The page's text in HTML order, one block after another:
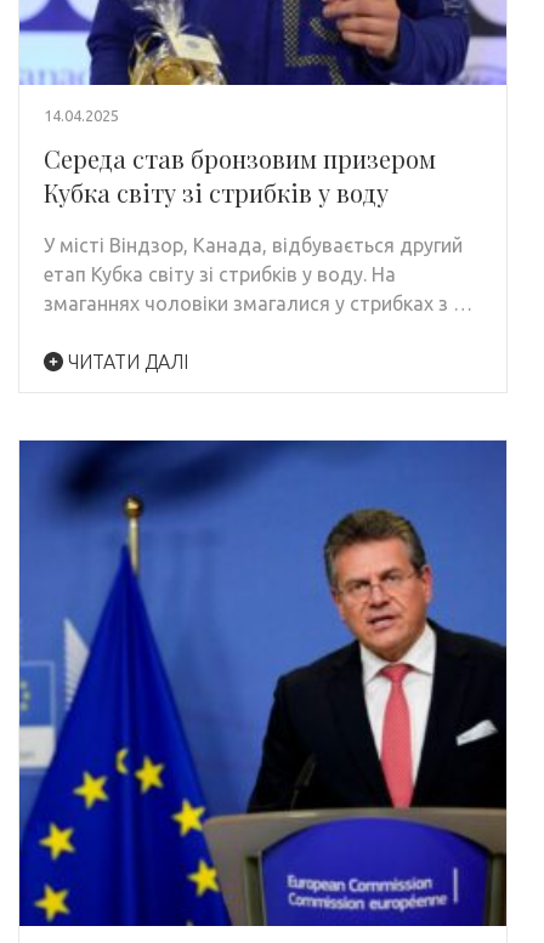
14.04.2025
Середа став бронзовим призером
Кубка світу зі стрибків у воду
У місті Віндзор, Канада, відбувається другий
етап Кубка світу зі стрибків у воду. На
змаганнях чоловіки змагалися у стрибках з …
ЧИТАТИ ДАЛІ